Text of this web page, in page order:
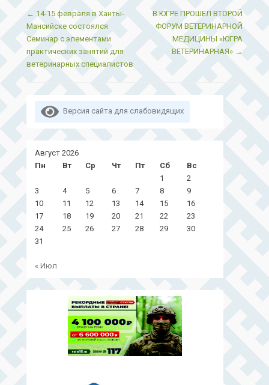
Post navigation
← 14-15 февраля в Ханты-
Мансийске состоялся
Семинар с элементами
практических занятий для
ветеринарных специалистов
В ЮГРЕ ПРОШЕЛ ВТОРОЙ
ФОРУМ ВЕТЕРИНАРНОЙ
МЕДИЦИНЫ «ЮГРА
ВЕТЕРИНАРНАЯ» →
Версия сайта для слабовидящих
Август 2026
Пн
Вт Ср Чт Пт Сб
Вс
1
2
3
4 5 6 7 8
9
10
11 12 13 14 15
16
17
18 19 20 21 22
23
24
25 26 27 28 29
30
31
« Июл